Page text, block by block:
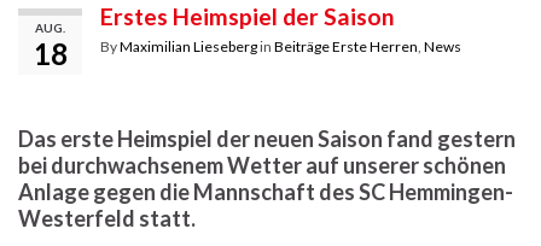
AUG.
18
Erstes Heimspiel der Saison
ByMaximilian Liesebergin Beiträge Erste Herren News
Das erste Heimspiel der neuen Saison fand gestern
bei durchwachsenem Wetter auf unserer schönen
Anlage gegen die Mannschaft des SC Hemmingen-
Westerfeld statt.